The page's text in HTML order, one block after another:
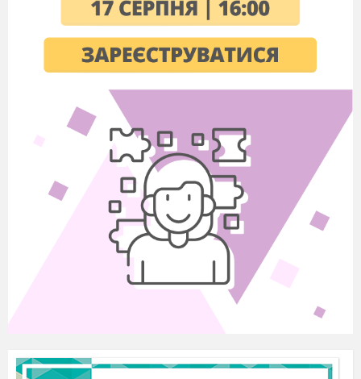
2.
11. Позначте частини насінини.